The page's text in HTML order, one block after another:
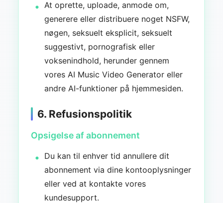
At oprette, uploade, anmode om,
generere eller distribuere noget NSFW,
nøgen, seksuelt eksplicit, seksuelt
suggestivt, pornografisk eller
voksenindhold, herunder gennem
vores AI Music Video Generator eller
andre AI-funktioner på hjemmesiden.
6. Refusionspolitik
Opsigelse af abonnement
Du kan til enhver tid annullere dit
abonnement via dine kontooplysninger
eller ved at kontakte vores
kundesupport.